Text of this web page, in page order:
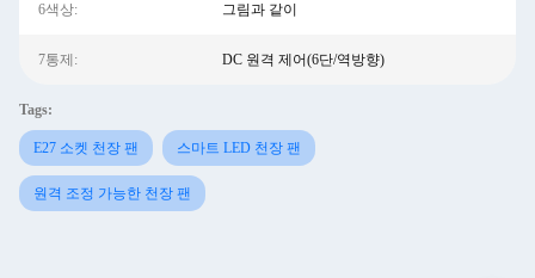
6색상: 그림과 같이
7통제: DC 원격 제어(6단/역방향)
Tags:
E27 소켓 천장 팬 스마트 LED 천장 팬
원격 조정 가능한 천장 팬